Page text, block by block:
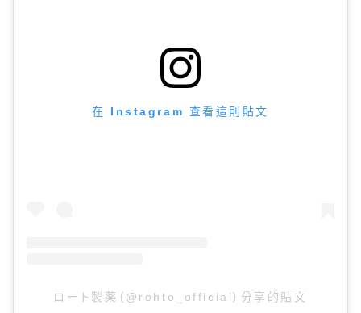
在 Instagram 查看這則貼文
ロート製薬（@rohto_official）分享的貼文